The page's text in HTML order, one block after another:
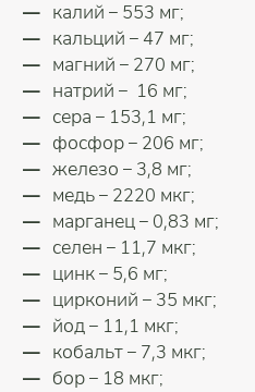
калий – 553 мг;
кальций – 47 мг;
магний – 270 мг;
натрий – 16 мг;
сера – 153,1 мг;
фосфор – 206 мг;
железо – 3,8 мг;
медь – 2220 мкг;
марганец – 0,83 мг;
селен – 11,7 мкг;
цинк – 5,6 мг;
цирконий – 35 мкг;
йод – 11,1 мкг;
кобальт – 7,3 мкг;
бор – 18 мкг;